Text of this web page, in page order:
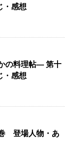
感想
の料理帖― 第十
感想
登場人物・あ